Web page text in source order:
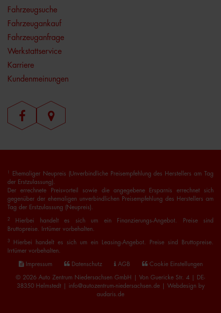
Fahrzeugsuche
Fahrzeugankauf
Fahrzeuganfrage
Werkstattservice
Karriere
Kundenmeinungen
1
Ehemaliger Neupreis (Unverbindliche Preisempfehlung des Herstellers am Tag
der Erstzulassung).
Der errechnete Preisvorteil sowie die angegebene Ersparnis errechnet sich
gegenüber der ehemaligen unverbindlichen Preisempfehlung des Herstellers am
Tag der Erstzulassung (Neupreis).
2
Hierbei handelt es sich um ein Finanzierungs-Angebot. Preise sind
Bruttopreise. Irrtümer vorbehalten.
3
Hierbei handelt es sich um ein Leasing-Angebot. Preise sind Bruttopreise.
Irrtümer vorbehalten.
Impressum Datenschutz AGB Cookie Einstellungen
© 2026 Auto Zentrum Niedersachsen GmbH | Von Guericke Str. 4 | DE-
38350 Helmstedt | info@autozentrum-niedersachsen.de | Webdesign by
audaris.de